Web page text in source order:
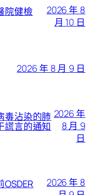
院健檢
2026 年 8
月 10 日
2026 年 8 月 9 日
毒沾染的肺
謊言的通知
2026 年
8 月 9
日
2026 年 8